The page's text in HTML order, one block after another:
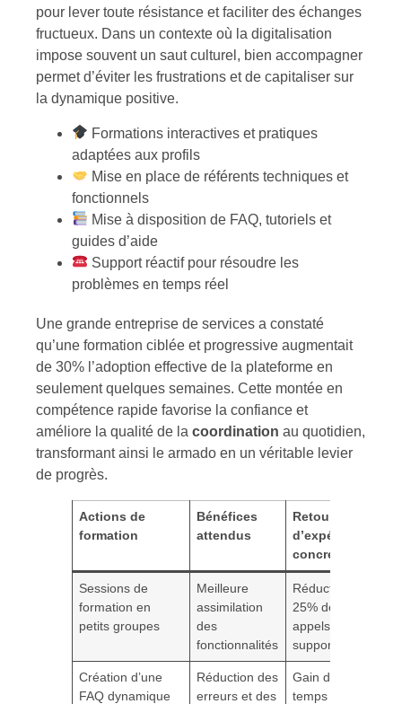
pour lever toute résistance et faciliter des échanges
fructueux. Dans un contexte où la digitalisation
impose souvent un saut culturel, bien accompagner
permet d’éviter les frustrations et de capitaliser sur
la dynamique positive.
Formations interactives et pratiques
adaptées aux profils
Mise en place de référents techniques et
fonctionnels
Mise à disposition de FAQ, tutoriels et
guides d’aide
Support réactif pour résoudre les
problèmes en temps réel
Une grande entreprise de services a constaté
qu’une formation ciblée et progressive augmentait
de 30% l’adoption effective de la plateforme en
seulement quelques semaines. Cette montée en
compétence rapide favorise la confiance et
améliore la qualité de la coordination au quotidien,
transformant ainsi le armado en un véritable levier
de progrès.
Actions de
formation
Bénéfices
attendus
Retour
d’expérience
concret
Sessions de
formation en
petits groupes
Meilleure
assimilation
des
fonctionnalités
Réduction de
25% des
appels au
support
Création d’une
FAQ dynamique
Réduction des
erreurs et des
Gain de
temps pour